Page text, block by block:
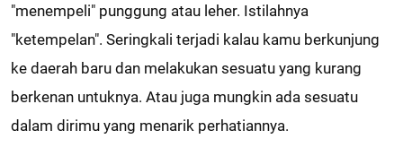
"menempeli" punggung atau leher. Istilahnya
"ketempelan". Seringkali terjadi kalau kamu berkunjung
ke daerah baru dan melakukan sesuatu yang kurang
berkenan untuknya. Atau juga mungkin ada sesuatu
dalam dirimu yang menarik perhatiannya.